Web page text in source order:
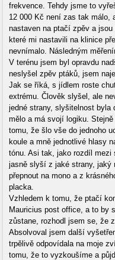
frekvence. Tehdy jsme to
12 000 Kč není zas tak málo,
nastaven na ptačí zpěv a
které mi nastavili na klinice
nevnímalo. Následným
V terénu jsem byl opravdu
neslyšel zpěv ptáků, jsem
Jak se říká, s jídlem roste
extrému. Člověk slyšel, ale
jedné strany, slyšitelnost byla
mělo a má svojí logiku.
tomu, že šlo vše do jednoho
koule a mně jednotlivé hlasy
tónu. Asi tak, jako rozdíl mezi
jasně slyší z jaké strany, jaký
přepnout na mono a z
placka.
Vzhledem k tomu, že ptačí
Mauricius post office, a to by
zůstane, rozhodl jsem se, že
Absolvoval jsem další
trpělivě odpovídala na moje
tomu, že to vyzkoušíme a